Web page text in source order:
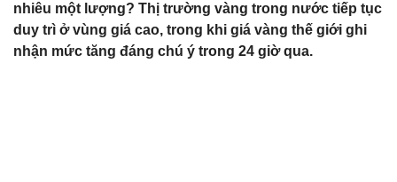
nhiêu một lượng? Thị trường vàng trong nước tiếp tục
duy trì ở vùng giá cao, trong khi giá vàng thế giới ghi
nhận mức tăng đáng chú ý trong 24 giờ qua.